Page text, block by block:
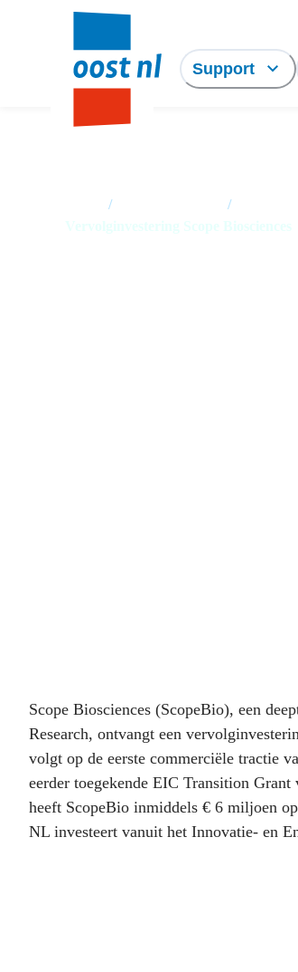
Support
/
/
Vervolginvestering Scope Biosciences
Scope Biosciences (ScopeBio), een
Research, ontvangt een
volgt op de eerste commerciële tractie
eerder toegekende EIC Transition
heeft ScopeBio inmiddels € 6 miljoen
NL investeert vanuit het Innovatie- en